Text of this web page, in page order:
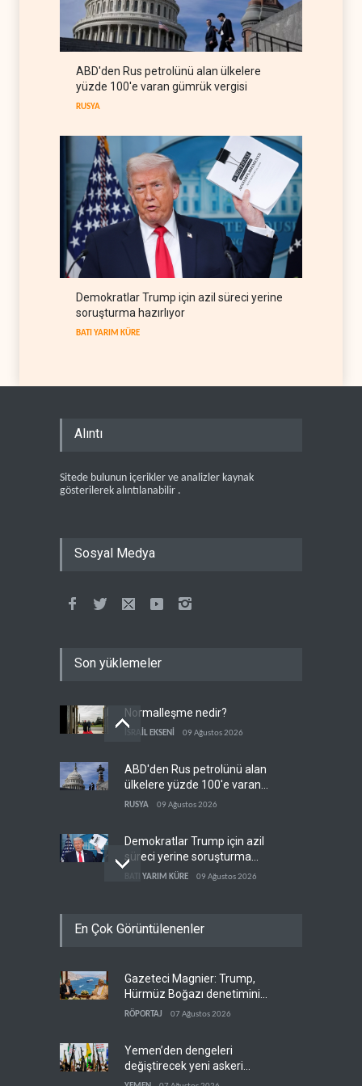
Nüceba Hareketi: Suudi
rejimiyle uzlaşma yok,
misilleme var
IRAK 09 Ağustos 2026
The Guardian: Trump’ın İran
stratejisi alay konusu oldu
ABD'den Rus petrolünü alan ülkelere
yüzde 100'e varan gümrük vergisi
RUSYA
Demokratlar Trump için azil süreci yerine
soruşturma hazırlıyor
BATI YARIM KÜRE
Alıntı
Sitede bulunun içerikler ve analizler kaynak
gösterilerek alıntılanabilir .
Sosyal Medya
Son yüklemeler
Normalleşme nedir?
İSRAİL EKSENİ 09 Ağustos 2026
ABD'den Rus petrolünü alan
ülkelere yüzde 100'e varan
gümrük vergisi
RUSYA 09 Ağustos 2026
Demokratlar Trump için azil
süreci yerine soruşturma
hazırlıyor
BATI YARIM KÜRE 09 Ağustos 2026
Afrika'daki petrol
Pentagon silah şirketlerine
21 gün süre verdi
BATI YARIM KÜRE
En Çok Görüntülenenler
Gazeteci Magnier: Trump,
Hürmüz Boğazı denetimini
doğrudan İran ve Umman'a
RÖPORTAJ 07 Ağustos 2026
Yemen’den dengeleri
değiştirecek yeni askeri
denklem